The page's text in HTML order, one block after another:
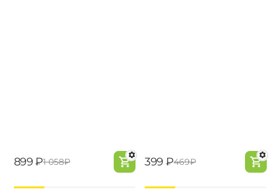
‍899‍ ₽‍1 058‍₽ ‍399‍ ₽‍469‍₽